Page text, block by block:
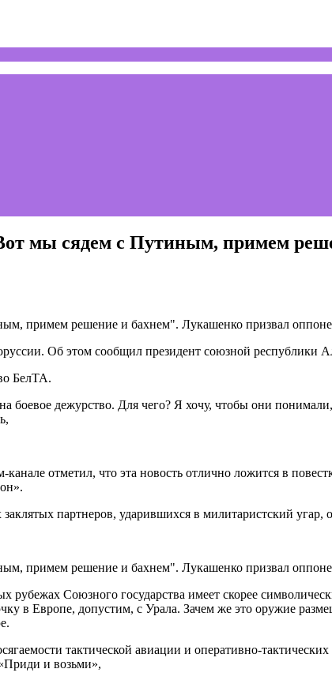
мы сядем с Путиным, примем
Об этом сообщил президент союзной республики
БелТА.
боевое дежурство. Для чего? Я хочу, чтобы они
отметил, что эта новость отлично ложится в
партнеров, ударившихся в милитаристский угар,
Союзного государства имеет скорее
в Европе, допустим, с Урала. Зачем же это оружие
тактической авиации и оперативно-
и возьми»,